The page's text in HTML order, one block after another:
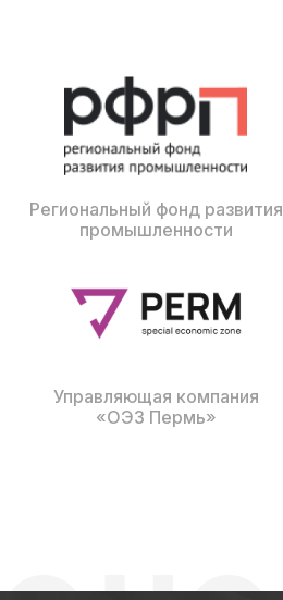
Региональный фонд развития
промышленности
Управляющая компания
«ОЭЗ Пермь»